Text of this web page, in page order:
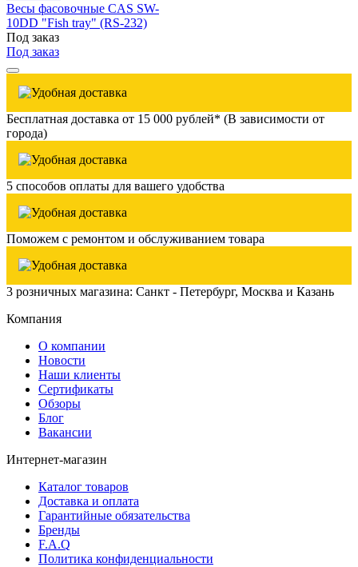
Весы фасовочные CAS SW-
10DD "Fish tray" (RS-232)
Под заказ
Под заказ
Бесплатная доставка от 15 000 рублей* (В зависимости от
города)
5 способов оплаты для вашего удобства
Поможем с ремонтом и обслуживанием товара
3 розничных магазина: Санкт - Петербург, Москва и Казань
Компания
О компании
Новости
Наши клиенты
Сертификаты
Обзоры
Блог
Вакансии
Интернет-магазин
Каталог товаров
Доставка и оплата
Гарантийные обязательства
Бренды
F.A.Q
Политика конфиденциальности